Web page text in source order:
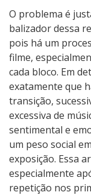
O problema é
balizador dessa
pois há um
filme,
cada bloco. Em
exatamente que
transição,
excessiva de
sentimental e
um peso social
exposição. Essa
especialmente
repetição nos